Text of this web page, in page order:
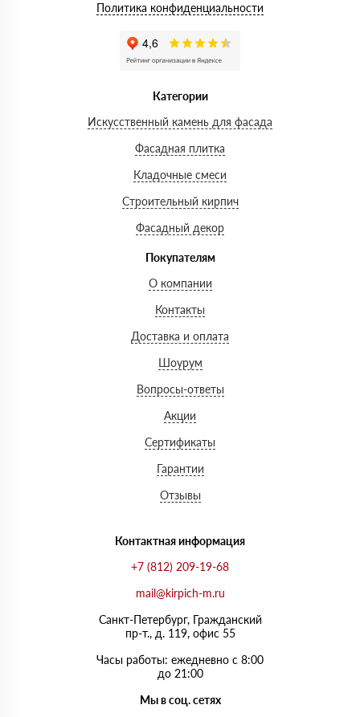
Политика конфиденциальности
Категории
Искусственный камень для фасада
Фасадная плитка
Кладочные смеси
Строительный кирпич
Фасадный декор
Покупателям
О компании
Контакты
Доставка и оплата
Шоурум
Вопросы-ответы
Акции
Сертификаты
Гарантии
Отзывы
Контактная информация
+7 (812) 209-19-68
mail@kirpich-m.ru
Санкт-Петербург, Граждaнский
пр-т., д. 119, офис 55
Часы работы: ежедневно с 8:00
до 21:00
Мы в соц. сетях